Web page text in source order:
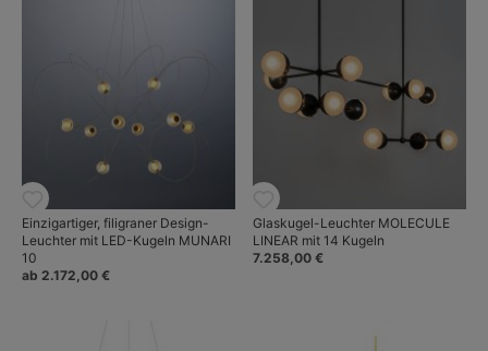
Einzigartiger, filigraner Design-
Leuchter mit LED-Kugeln MUNARI
10
ab 2.172,00 €
Glaskugel-Leuchter MOLECULE
LINEAR mit 14 Kugeln
7.258,00 €